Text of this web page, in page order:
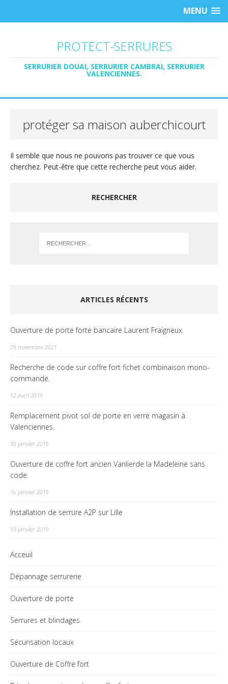
MENU
PROTECT-SERRURES
SERRURIER DOUAI, SERRURIER CAMBRAI, SERRURIER
VALENCIENNES.
protéger sa maison auberchicourt
Il semble que nous ne pouvons pas trouver ce que vous
cherchez. Peut-être que cette recherche peut vous aider.
RECHERCHER
ARTICLES RÉCENTS
Ouverture de porte forte bancaire Laurent Fraigneux.
29 novembre 2021
Recherche de code sur coffre fort fichet combinaison mono-
commande.
12 avril 2019
Remplacement pivot sol de porte en verre magasin à
Valenciennes.
30 janvier 2019
Ouverture de coffre fort ancien Vanlierde la Madeleine sans
code.
16 janvier 2019
Installation de serrure A2P sur Lille
15 janvier 2019
Acceuil
Dépannage serrurerie
Ouverture de porte
Serrures et blindages
Sécurisation locaux
Ouverture de Coffre fort